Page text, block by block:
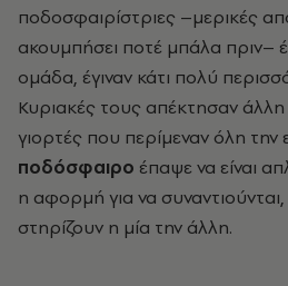
ποδοσφαιρίστριες –μερικές
ακουμπήσει ποτέ μπάλα πριν–
ομάδα, έγιναν κάτι πολύ
Κυριακές τους απέκτησαν
γιορτές που περίμεναν όλη
ποδόσφαιρο έπαψε να είναι
η αφορμή για να
στηρίζουν η μία την άλλη.